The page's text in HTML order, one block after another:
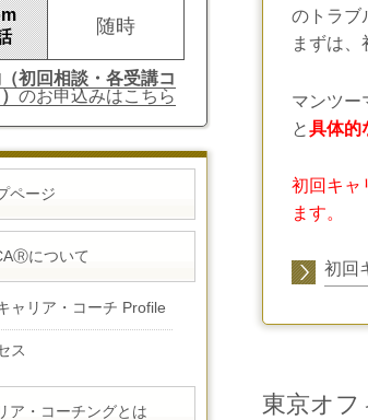
のトラブ
まずは
マンツー
と具体的
初回キャ
ます。
初回
東京オフ
随時
初回相談・各受講コ
のお申込みはこちら
ページ
について
ャリア・コーチ Profile
ス
ア・コーチングとは